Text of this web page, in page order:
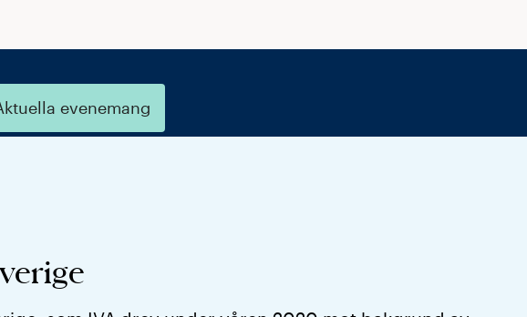
evenemang